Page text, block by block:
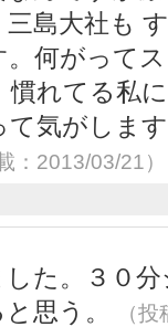
島大社も
何がって
れてる私
気がしま
：2013/03/21）
た。３０
思う。
（